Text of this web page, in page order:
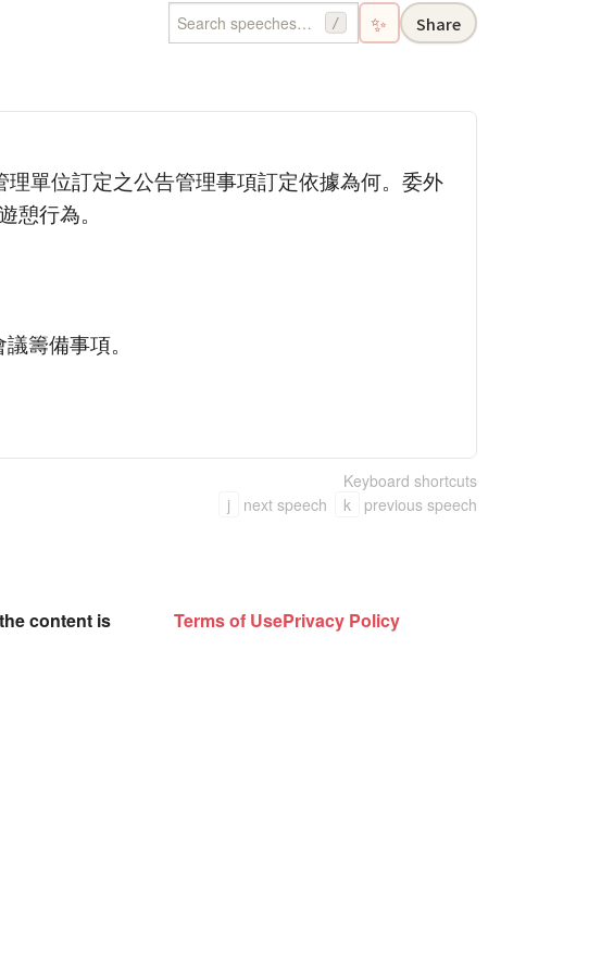
/ ✨ Share
單位訂定之公告管理事項訂定依據為何。委外
憩行為。
籌備事項。
Keyboard shortcuts
j
next speech k previous speech
content is
Terms of UsePrivacy Policy